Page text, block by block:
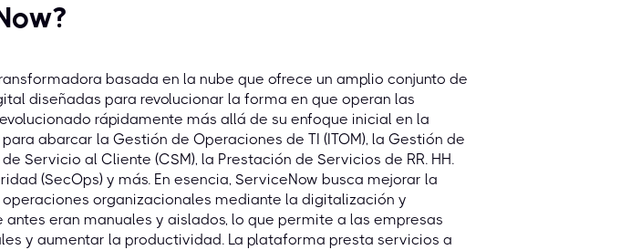
basada en la nube que ofrece un amplio conjunto de
diseñadas para revolucionar la forma en que operan las
rápidamente más allá de su enfoque inicial en la
abarcar la Gestión de Operaciones de TI (ITOM), la Gestión de
Servicio al Cliente (CSM), la Prestación de Servicios de RR. HH.
(SecOps) y más. En esencia, ServiceNow busca mejorar la
organizacionales mediante la digitalización y
eran manuales y aislados, lo que permite a las empresas
y aumentar la productividad. La plataforma presta servicios a